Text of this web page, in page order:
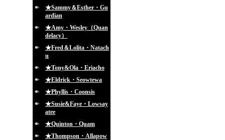
★Sammy＆Esther・Gu
ardian
★Amy・Wesley（Quan
delacy）
★Fred＆Lolita・Natach
u
★Tony&Ola・Eriacho
★Eldrick・Seowtewa
★Phyllis・Coonsis
★Susie&Faye・Lowsay
atee
★Quinton・Quam
★Thompson・Allapow